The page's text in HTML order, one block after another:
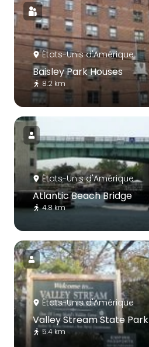
États-Unis d'Amérique
Baisley Park Houses
8.2 km
États-Unis d'Amérique
Atlantic Beach Bridge
4.8 km
États-Unis d'Amérique
Valley Stream State Park
5.4 km